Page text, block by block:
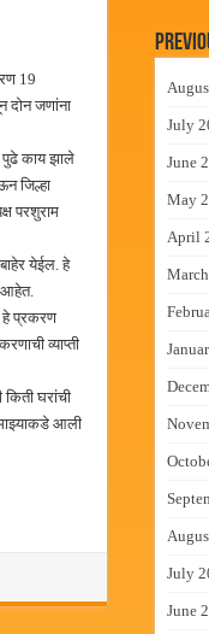
19
दोन जणांना
पुढे काय झाले
जिल्हा
परशुराम
येईल. हे
आहेत.
हे प्रकरण
व्याप्ती
घरांची
आली
July
June
May
April
July
June